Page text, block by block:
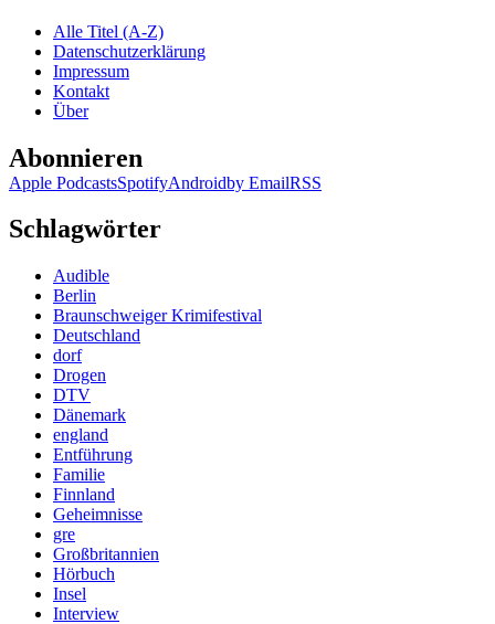
–
Wenn
Alle Titel (A-Z)
Datenschutzerklärung
Impressum
Kontakt
Über
Abonnieren
Apple PodcastsSpotifyAndroidby EmailRSS
Schlagwörter
Audible
Berlin
Braunschweiger Krimifestival
Deutschland
dorf
Drogen
DTV
Dänemark
england
Entführung
Familie
Finnland
Geheimnisse
gre
Großbritannien
Hörbuch
Insel
Interview